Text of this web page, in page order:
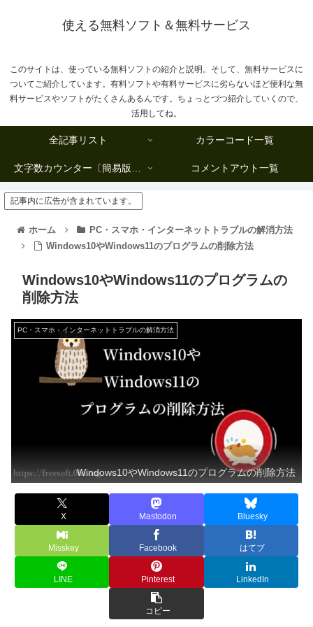
使える無料ソフト＆無料サービス
このサイトは、使っている無料ソフトの紹介と説明。そして、無料サービスに
ついてご紹介しています。有料ソフトや有料サービスに劣らないほど便利な無
料サービスやソフトがたくさんあるんです。ちょっとづつ紹介していくので、
活用してね。
全記事リスト カラーコード一覧
文字数カウンター〔簡易版複数行タイプ〕 コメントアウト一覧
記事内に広告が含まれています。
ホーム
PC・スマホ・インターネットトラブルの解消方法
Windows10やWindows11のプログラムの削除方法
Windows10やWindows11のプログラムの
削除方法
PC・スマホ・インターネットトラブルの解消方法
Windows10やWindows11のプログラムの削除方法
X Mastodon Bluesky
Misskey Facebook はてブ
LINE Pinterest LinkedIn
コピー